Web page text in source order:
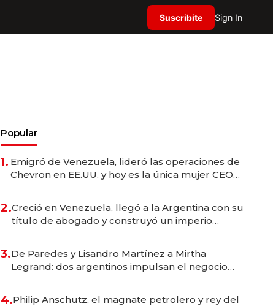
Suscribite Sign In
Popular
1. Emigró de Venezuela, lideró las operaciones de
Chevron en EE.UU. y hoy es la única mujer CEO
2.Creció en Venezuela, llegó a la Argentina con su
título de abogado y construyó un imperio
3.De Paredes y Lisandro Martínez a Mirtha
Legrand: dos argentinos impulsan el negocio
4.Philip Anschutz, el magnate petrolero y rey del